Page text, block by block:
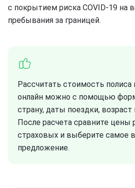
с покрытием риска COVID-19 на
пребывания за границей.
Рассчитать стоимость
онлайн можно с помощью
страну, даты поездки, возраст
После расчета сравните цены
страховых и выберите самое
предложение.